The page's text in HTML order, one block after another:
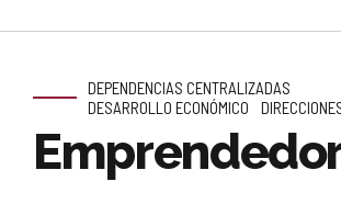
DEPENDENCIAS CENTRALIZADAS
DESARROLLO ECONÓMICO